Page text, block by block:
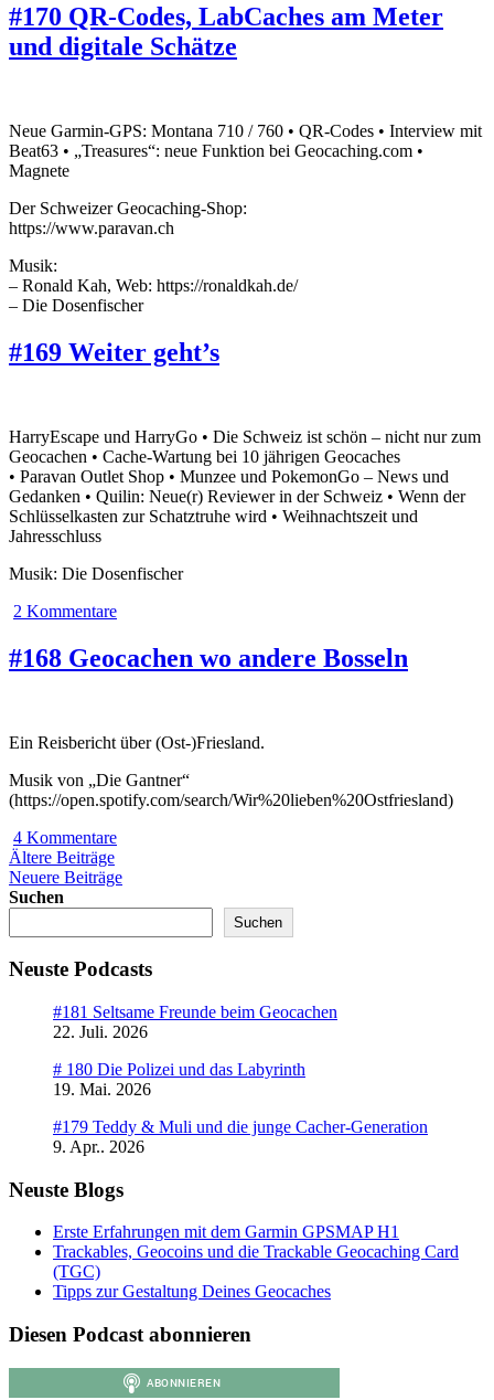
#170 QR-Codes, LabCaches am Meter
und digitale Schätze
Neue Garmin-GPS: Montana 710 / 760 • QR-Codes • Interview mit
Beat63 • „Treasures“: neue Funktion bei Geocaching.com •
Magnete
Der Schweizer Geocaching-Shop:
https://www.paravan.ch
Musik:
– Ronald Kah, Web: https://ronaldkah.de/
– Die Dosenfischer
#169 Weiter geht’s
HarryEscape und HarryGo • Die Schweiz ist schön – nicht nur zum
Geocachen • Cache-Wartung bei 10 jährigen Geocaches
• Paravan Outlet Shop • Munzee und PokemonGo – News und
Gedanken • Quilin: Neue(r) Reviewer in der Schweiz • Wenn der
Schlüsselkasten zur Schatztruhe wird • Weihnachtszeit und
Jahresschluss
Musik: Die Dosenfischer
2 Kommentare
#168 Geocachen wo andere Bosseln
Ein Reisbericht über (Ost-)Friesland.
Musik von „Die Gantner“
(https://open.spotify.com/search/Wir%20lieben%20Ostfriesland)
4 Kommentare
Beitragsnavigation
Ältere Beiträge
Neuere Beiträge
Suchen
Suchen
Neuste Podcasts
#181 Seltsame Freunde beim Geocachen
22. Juli. 2026
# 180 Die Polizei und das Labyrinth
19. Mai. 2026
#179 Teddy & Muli und die junge Cacher-Generation
9. Apr.. 2026
Neuste Blogs
Erste Erfahrungen mit dem Garmin GPSMAP H1
Trackables, Geocoins und die Trackable Geocaching Card
(TGC)
Tipps zur Gestaltung Deines Geocaches
Diesen Podcast abonnieren